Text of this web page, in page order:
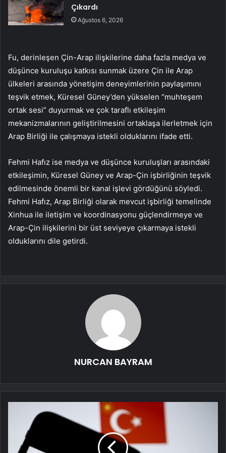
Çıkardı
Ağustos 6, 2026
Fu, derinleşen Çin-Arap ilişkilerine daha fazla medya ve
düşünce kuruluşu katkısı sunmak üzere Çin ile Arap
ülkeleri arasında yönetişim deneyimlerinin paylaşımını
teşvik etmek, Küresel Güney’den yükselen “muhteşem
ortak sesi” duyurmak ve çok taraflı etkileşim
mekanizmalarının geliştirilmesini ortaklaşa ilerletmek için
Arap Birliği ile çalışmaya istekli olduklarını ifade etti.
Fehmi Hafız ise medya ve düşünce kuruluşları arasındaki
etkileşimin, Küresel Güney ve Arap-Çin işbirliğinin teşvik
edilmesinde önemli bir kanal işlevi gördüğünü söyledi.
Fehmi Hafız, Arap Birliği olarak mevcut işbirliği temelinde
Xinhua ile iletişim ve koordinasyonu güçlendirmeye ve
Arap-Çin ilişkilerini bir üst seviyeye çıkarmaya istekli
olduklarını dile getirdi.
NURCAN BAYRAM